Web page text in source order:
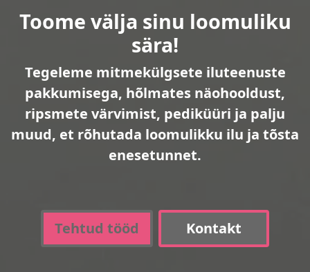
Toome välja sinu loomuliku
sära!
Tegeleme mitmekülgsete iluteenuste
pakkumisega, hõlmates näohooldust,
ripsmete värvimist, pediküüri ja palju
muud, et rõhutada loomulikku ilu ja tõsta
enesetunnet.
Tehtud tööd Kontakt